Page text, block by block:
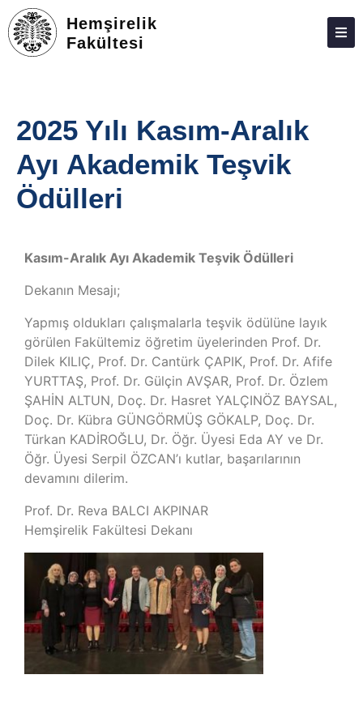
Hemşirelik
Fakültesi
GIZLILIK POLITIKASI
WEB KILAVUZU
2025 Yılı Kasım-Aralık
Ayı Akademik Teşvik
Ödülleri
Kasım-Aralık Ayı Akademik Teşvik Ödülleri
Dekanın Mesajı;
Yapmış oldukları çalışmalarla teşvik ödülüne layık
görülen Fakültemiz öğretim üyelerinden Prof. Dr.
Dilek KILIÇ, Prof. Dr. Cantürk ÇAPIK, Prof. Dr. Afife
YURTTAŞ, Prof. Dr. Gülçin AVŞAR, Prof. Dr. Özlem
ŞAHİN ALTUN, Doç. Dr. Hasret YALÇINÖZ BAYSAL,
Doç. Dr. Kübra GÜNGÖRMÜŞ GÖKALP, Doç. Dr.
Türkan KADİROĞLU, Dr. Öğr. Üyesi Eda AY ve Dr.
Öğr. Üyesi Serpil ÖZCAN’ı kutlar, başarılarının
devamını dilerim.
Prof. Dr. Reva BALCI AKPINAR
Hemşirelik Fakültesi Dekanı